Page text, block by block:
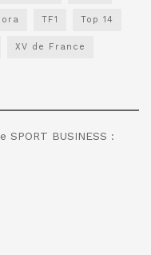
TF1 Top 14
XV de France
BUSINESS :